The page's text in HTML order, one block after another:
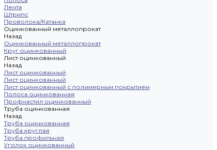
Лента
Штрипс
Проволока/Катанка
Оцинкованный металлопрокат
Назад
Оцинкованный металлопрокат
Круг оцинкованный
Лист оцинкованный
Назад
Лист оцинкованный
Лист оцинкованный
Лист оцинкованный с полимерным покрытием
Полоса оцинкованная
Профнастил оцинкованный
Труба оцинкованная
Назад
Труба оцинкованная
Труба круглая
Труба профильная
Уголок оцинкованный